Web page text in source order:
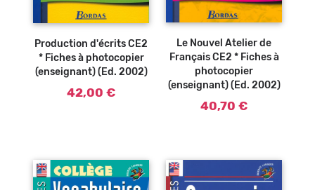
Production d'écrits CE2
* Fiches à photocopier
(enseignant) (Ed. 2002)
42,00 €
Le Nouvel Atelier de
Français CE2 * Fiches à
photocopier
(enseignant) (Ed. 2002)
40,70 €